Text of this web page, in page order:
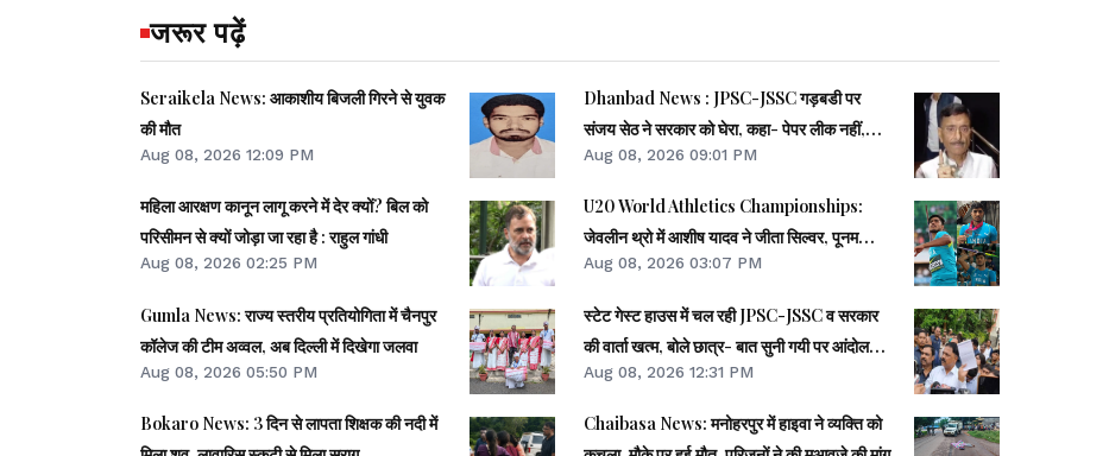
जरूर पढ़ें
Seraikela News: आकाशीय बिजली गिरने से युवक
की मौत
Aug 08, 2026 12:09 PM
महिला आरक्षण कानून लागू करने में देर क्यों? बिल को
परिसीमन से क्यों जोड़ा जा रहा है : राहुल गांधी
Aug 08, 2026 02:25 PM
Gumla News: राज्य स्तरीय प्रतियोगिता में चैनपुर
कॉलेज की टीम अव्वल, अब दिल्ली में दिखेगा जलवा
Aug 08, 2026 05:50 PM
Bokaro News: 3 दिन से लापता शिक्षक की नदी में
Dhanbad News : JPSC-JSSC गड़बडी पर
संजय सेठ ने सरकार को घेरा, कहा- पेपर लीक नहीं,
सीटों की हुई बिक्री
Aug 08, 2026 09:01 PM
U20 World Athletics Championships:
जेवलीन थ्रो में आशीष यादव ने जीता सिल्वर, पूनम
फाइनल से बाहर
Aug 08, 2026 03:07 PM
स्टेट गेस्ट हाउस में चल रही JPSC-JSSC व सरकार
की वार्ता खत्म, बोले छात्र- बात सुनी गयी पर आंदोलन
जारी
Aug 08, 2026 12:31 PM
Chaibasa News: मनोहरपुर में हाइवा ने व्यक्ति को